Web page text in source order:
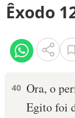
NOVO
VERSÍCULOS
PALAVRA DO
Êxodo
40 Ora, o
Egito foi